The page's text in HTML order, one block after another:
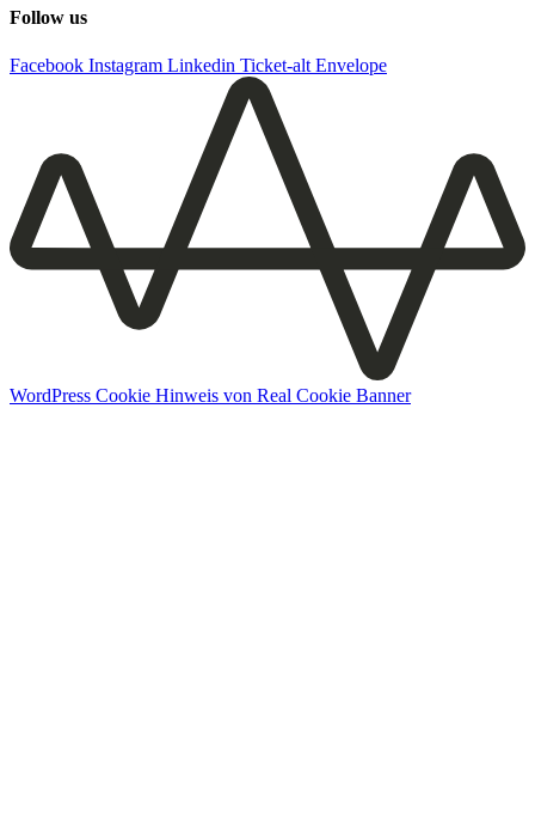
Follow us
Facebook Instagram Linkedin Ticket-alt Envelope
WordPress Cookie Hinweis von Real Cookie Banner